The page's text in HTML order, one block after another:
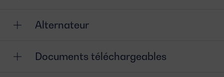
Alternateur
Documents téléchargeables